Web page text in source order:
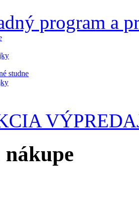
program a
studne
nákupe